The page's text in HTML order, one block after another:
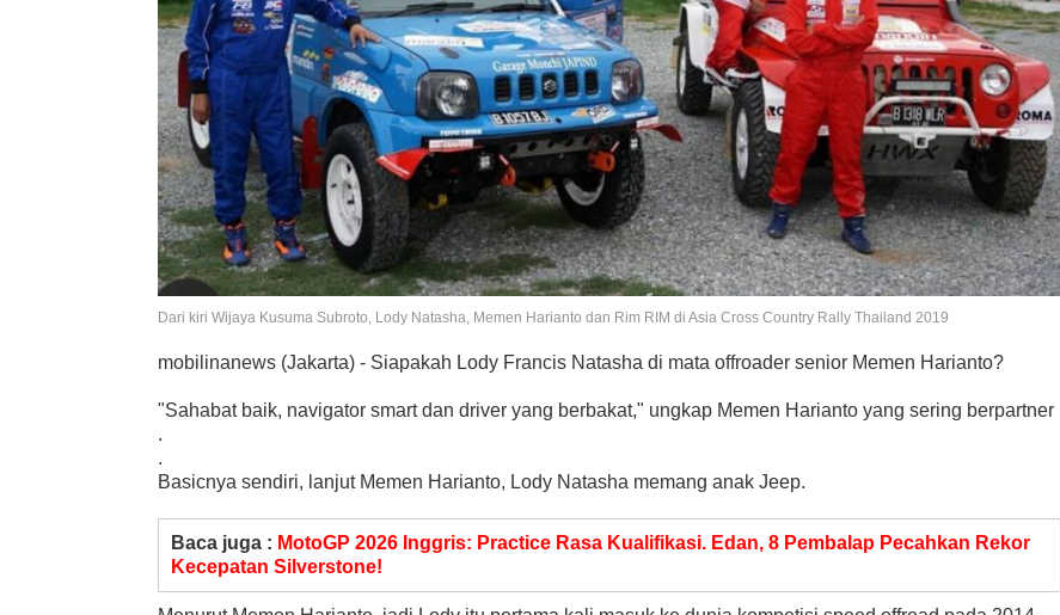
Dari kiri Wijaya Kusuma Subroto, Lody Natasha, Memen Harianto dan Rim RIM di Asia Cross Country Rally Thailand 2019
mobilinanews (Jakarta) - Siapakah Lody Francis Natasha di mata offroader senior Memen Harianto?
"Sahabat baik, navigator smart dan driver yang berbakat," ungkap Memen Harianto yang sering berpartner
.
.
Basicnya sendiri, lanjut Memen Harianto, Lody Natasha memang anak Jeep.
Baca juga : MotoGP 2026 Inggris: Practice Rasa Kualifikasi. Edan, 8 Pembalap Pecahkan Rekor
Kecepatan Silverstone!